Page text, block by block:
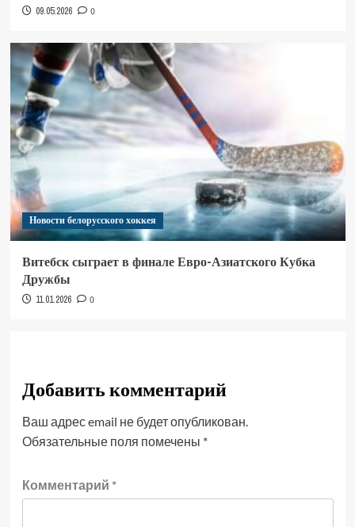
09.05.2026 0
Новости белорусского хоккея
Витебск сыграет в финале Евро-Азиатского Кубка
Дружбы
11.01.2026 0
Добавить комментарий
Ваш адрес email не будет опубликован.
Обязательные поля помечены *
Комментарий *